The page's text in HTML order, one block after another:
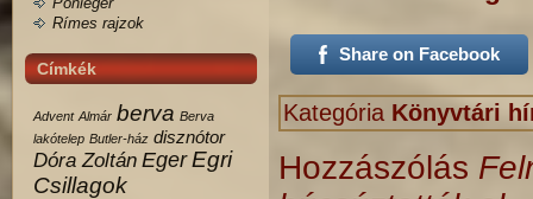
Rímes rajzok
Címkék
Advent Almár berva Berva
lakótelep Butler-ház disznótor
Dóra Zoltán Eger Egri
Csillagok
Share on Facebook
Kategória Könyvtári
Hozzászólás